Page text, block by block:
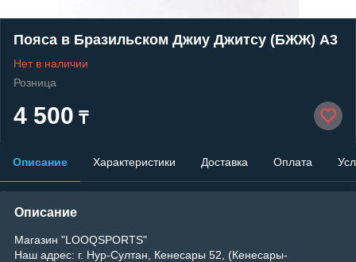
Пояса в Бразильском Джиу Джитсу (БЖЖ) А3
Нет в наличии
Розница
4 500 ₸
Описание Характеристики Доставка Оплата
Описание
Магазин "LOOQSPORTS"
Наш адрес: г. Нур-Султан, Кенесары 52, (Кенесары-